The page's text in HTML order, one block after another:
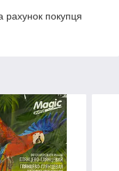
рахунок покупця